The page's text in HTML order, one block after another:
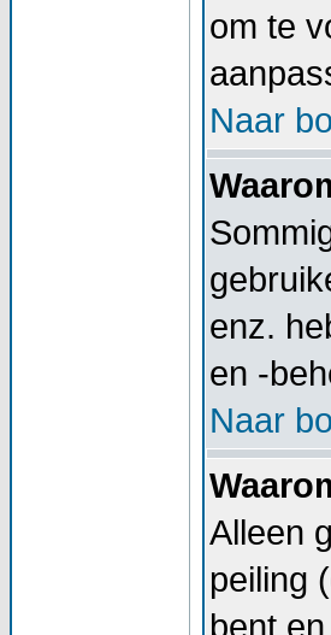
om te
Naar
enz.
en -
Naar
Alleen
peiling
bent